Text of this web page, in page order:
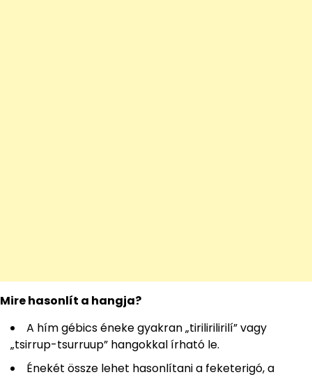
Mire hasonlít a hangja?
A hím gébics éneke gyakran „tirilirilirilí” vagy
„tsirrup-tsurruup” hangokkal írható le.
Énekét össze lehet hasonlítani a feketerigó, a